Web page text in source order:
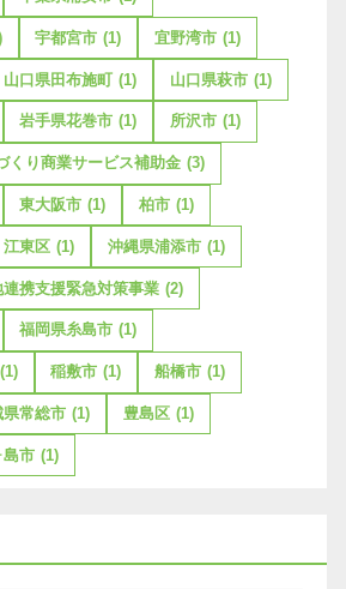
宇都宮市 (1) 宜野湾市 (1)
山口県田布施町 (1) 山口県萩市 (1)
岩手県花巻市 (1) 所沢市 (1)
くり商業サービス補助金 (3)
東大阪市 (1) 柏市 (1)
江東区 (1) 沖縄県浦添市 (1)
連携支援緊急対策事業 (2)
福岡県糸島市 (1)
(1) 稲敷市 (1) 船橋市 (1)
県常総市 (1) 豊島区 (1)
島市 (1)